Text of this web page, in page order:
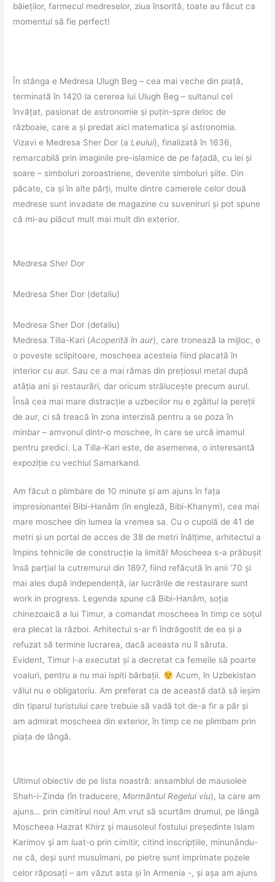
băieților, farmecul medreselor, ziua însorită, toate au făcut ca
momentul să fie perfect!
În stânga e Medresa Ulugh Beg – cea mai veche din piață,
terminată în 1420 la cererea lui Ulugh Beg – sultanul cel
învățat, pasionat de astronomie și puțin-spre deloc de
războaie, care a și predat aici matematica și astronomia.
Vizavi e Medresa Sher Dor (a Leului), finalizată în 1636,
remarcabilă prin imaginile pre-islamice de pe fațadă, cu lei și
soare – simboluri zoroastriene, devenite simboluri șiite. Din
păcate, ca și în alte părți, multe dintre camerele celor două
medrese sunt invadate de magazine cu suveniruri și pot spune
că mi-au plăcut mult mai mult din exterior.
Medresa Sher Dor
Medresa Sher Dor (detaliu)
Medresa Sher Dor (detaliu)
Medresa Tilla-Kari (Acoperită în aur), care tronează la mijloc, e
o poveste sclipitoare, moscheea acesteia fiind placată în
interior cu aur. Sau ce a mai rămas din prețiosul metal după
atâția ani și restaurări, dar oricum strălucește precum aurul.
Însă cea mai mare distracție a uzbecilor nu e zgâitul la pereții
de aur, ci să treacă în zona interzisă pentru a se poza în
minbar– amvonul dintr-o moschee, în care se urcă imamul
pentru predici. La Tilla-Kari este, de asemenea, o interesantă
expoziție cu vechiul Samarkand.
Am făcut o plimbare de 10 minute și am ajuns în fața
impresionantei Bibi-Hanâm (în engleză, Bibi-Khanym), cea mai
mare moschee din lumea la vremea sa. Cu o cupolă de 41 de
metri și un portal de acces de 38 de metri înălțime, arhitectul a
împins tehnicile de construcție la limită! Moscheea s-a prăbușit
însă parțial la cutremurul din 1897, fiind refăcută în anii ’70 și
mai ales după independență, iar lucrările de restaurare sunt
work in progress. Legenda spune că Bibi-Hanâm, soția
chinezoaică a lui Timur, a comandat moscheea în timp ce soțul
era plecat la război. Arhitectul s-ar fi îndrăgostit de ea și a
refuzat să termine lucrarea, dacă aceasta nu îl săruta.
Evident, Timur l-a executat și a decretat ca femeile să poarte
voaluri, pentru a nu mai ispiti bărbații.
Acum, în Uzbekistan
vălul nu e obligatoriu. Am preferat ca de această dată să ieșim
din tiparul turistului care trebuie să vadă tot de-a fir a păr și
am admirat moscheea din exterior, în timp ce ne plimbam prin
piața de lângă.
Ultimul obiectiv de pe lista noastră: ansamblul de mausolee
Shah-i-Zinda (în traducere,Mormântul Regelui viu), la care am
ajuns… prin cimitirul nou! Am vrut să scurtăm drumul, pe lângă
Moscheea Hazrat Khirz și mausoleul fostului președinte Islam
Karimov şi am luat-o prin cimitir, citind inscripțiile, minunându-
ne că, deși sunt musulmani, pe pietre sunt imprimate pozele
celor răposați – am văzut asta și în Armenia -, și așa am ajuns